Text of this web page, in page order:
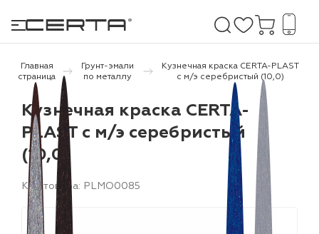
покрытия
и дачи
бетону,
Главная
страница
Грунт-эмали
по металлу
Кузнечная краска CERTA-PLAST
с м/э серебристый (10,0)
Кузнечная краска CERTA-
PLAST с м/э серебристый
(10,0)
Код товара: PLMO0085